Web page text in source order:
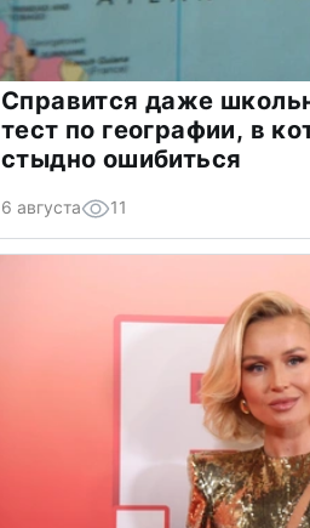
Справится даже
тест по географии, в
стыдно ошибиться
6 августа 11